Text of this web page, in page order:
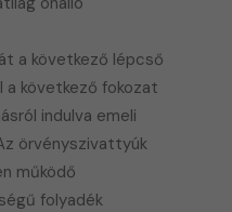
a következő lépcső
a következő fokozat
indulva emeli
örvényszivattyúk
működő
folyadék